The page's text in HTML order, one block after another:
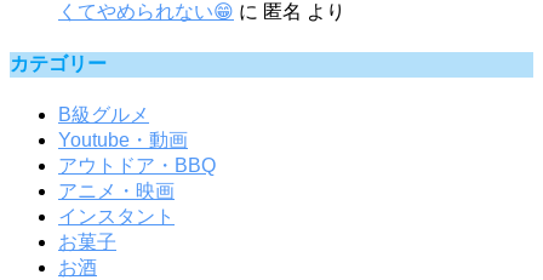
くてやめられない😁 に 匿名 より
カテゴリー
B級グルメ
Youtube・動画
アウトドア・BBQ
アニメ・映画
インスタント
お菓子
お酒